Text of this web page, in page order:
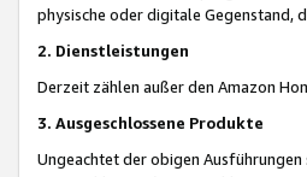
physische oder digitale Gegenstand,
2. Dienstleistungen
Derzeit zählen außer den Amazon
3. Ausgeschlossene Produkte
Ungeachtet der obigen